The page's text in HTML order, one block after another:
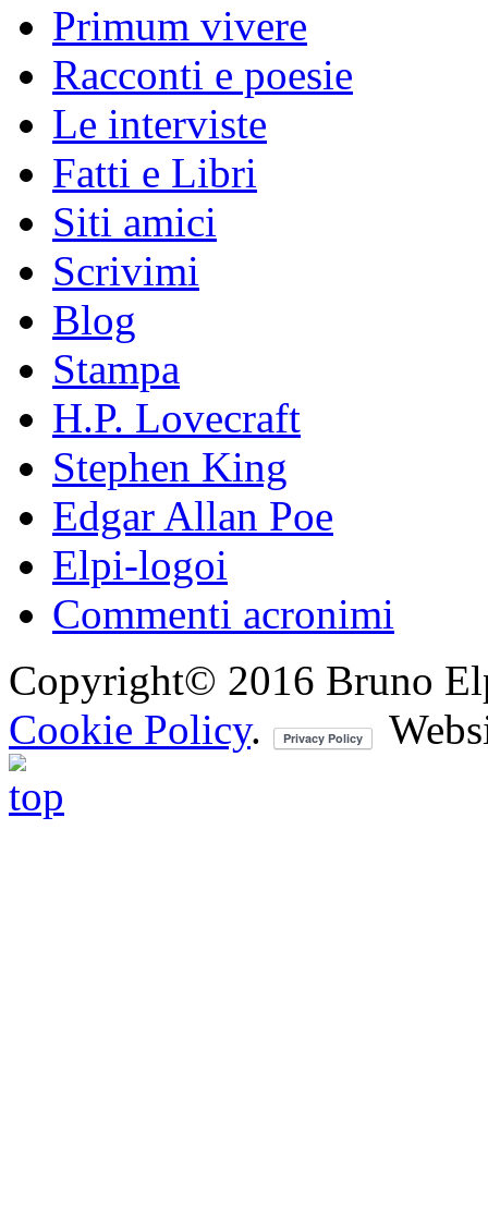
Primum vivere
Racconti e poesie
Le interviste
Fatti e Libri
Siti amici
Scrivimi
Blog
Stampa
H.P. Lovecraft
Stephen King
Edgar Allan Poe
Elpi-logoi
Commenti acronimi
Copyright© 2016 Bruno
Cookie Policy.